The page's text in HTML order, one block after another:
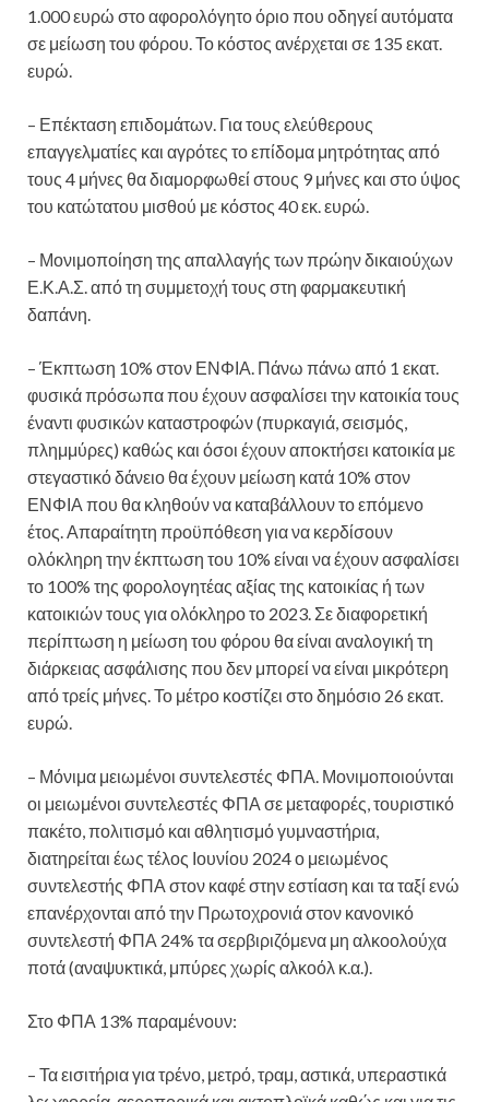
1.000 ευρώ στο αφορολόγητο όριο που οδηγεί αυτόματα
σε μείωση του φόρου. Το κόστος ανέρχεται σε 135 εκατ.
ευρώ.
– Επέκταση επιδομάτων. Για τους ελεύθερους
επαγγελματίες και αγρότες το επίδομα μητρότητας από
τους 4 μήνες θα διαμορφωθεί στους 9 μήνες και στο ύψος
του κατώτατου μισθού με κόστος 40 εκ. ευρώ.
– Μονιμοποίηση της απαλλαγής των πρώην δικαιούχων
Ε.Κ.Α.Σ. από τη συμμετοχή τους στη φαρμακευτική
δαπάνη.
– Έκπτωση 10% στον ΕΝΦΙΑ. Πάνω πάνω από 1 εκατ.
φυσικά πρόσωπα που έχουν ασφαλίσει την κατοικία τους
έναντι φυσικών καταστροφών (πυρκαγιά, σεισμός,
πλημμύρες) καθώς και όσοι έχουν αποκτήσει κατοικία με
στεγαστικό δάνειο θα έχουν μείωση κατά 10% στον
ΕΝΦΙΑ που θα κληθούν να καταβάλλουν το επόμενο
έτος. Απαραίτητη προϋπόθεση για να κερδίσουν
ολόκληρη την έκπτωση του 10% είναι να έχουν ασφαλίσει
το 100% της φορολογητέας αξίας της κατοικίας ή των
κατοικιών τους για ολόκληρο το 2023. Σε διαφορετική
περίπτωση η μείωση του φόρου θα είναι αναλογική τη
διάρκειας ασφάλισης που δεν μπορεί να είναι μικρότερη
από τρείς μήνες. Το μέτρο κοστίζει στο δημόσιο 26 εκατ.
ευρώ.
– Μόνιμα μειωμένοι συντελεστές ΦΠΑ. Μονιμοποιούνται
οι μειωμένοι συντελεστές ΦΠΑ σε μεταφορές, τουριστικό
πακέτο, πολιτισμό και αθλητισμό γυμναστήρια,
διατηρείται έως τέλος Ιουνίου 2024 ο μειωμένος
συντελεστής ΦΠΑ στον καφέ στην εστίαση και τα ταξί ενώ
επανέρχονται από την Πρωτοχρονιά στον κανονικό
συντελεστή ΦΠΑ 24% τα σερβιριζόμενα μη αλκοολούχα
ποτά (αναψυκτικά, μπύρες χωρίς αλκοόλ κ.α.).
Στο ΦΠΑ 13% παραμένουν:
– Τα εισιτήρια για τρένο, μετρό, τραμ, αστικά, υπεραστικά